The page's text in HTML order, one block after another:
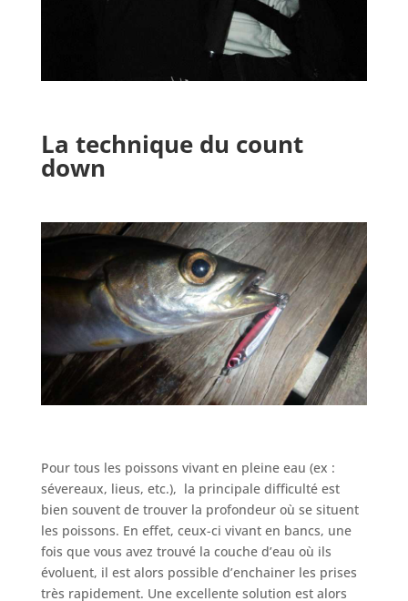
La technique du count
down
Pour tous les poissons vivant en pleine eau (ex :
sévereaux, lieus, etc.), la principale difficulté est
bien souvent de trouver la profondeur où se situent
les poissons. En effet, ceux-ci vivant en bancs, une
fois que vous avez trouvé la couche d’eau où ils
évoluent, il est alors possible d’enchainer les prises
très rapidement. Une excellente solution est alors